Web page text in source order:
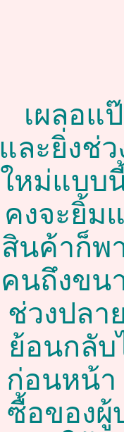
เผลอแ
และยิ่งช่
ใหม่แบบ
คงจะยิ้ม
สินค้าก็พ
คนถึงขน
ช่วงปลา
ย้อนกลับ
ก่อนหน้า
ซื้อของผู้